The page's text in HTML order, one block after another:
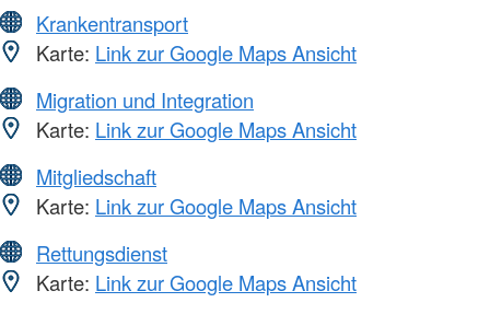
Krankentransport
Karte: Link zur Google Maps Ansicht
Migration und Integration
Karte: Link zur Google Maps Ansicht
Mitgliedschaft
Karte: Link zur Google Maps Ansicht
Rettungsdienst
Karte: Link zur Google Maps Ansicht